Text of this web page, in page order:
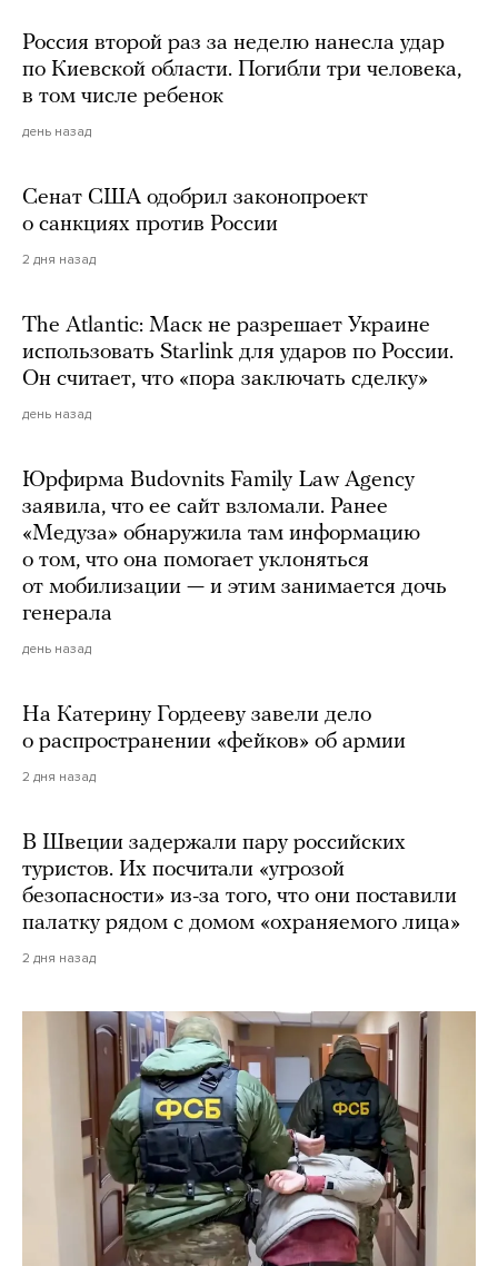
Россия второй раз за неделю нанесла удар
по Киевской области. Погибли три человека,
в том числе ребенок
день назад
Сенат США одобрил законопроект
о санкциях против России
2 дня назад
The Atlantic: Маск не разрешает Украине
использовать Starlink для ударов по России.
Он считает, что «пора заключать сделку»
день назад
Юрфирма Budovnits Family Law Agency
заявила, что ее сайт взломали. Ранее
«Медуза» обнаружила там информацию
о том, что она помогает уклоняться
от мобилизации — и этим занимается дочь
генерала
день назад
На Катерину Гордееву завели дело
о распространении «фейков» об армии
2 дня назад
В Швеции задержали пару российских
туристов. Их посчитали «угрозой
безопасности» из-за того, что они поставили
палатку рядом с домом «охраняемого лица»
2 дня назад